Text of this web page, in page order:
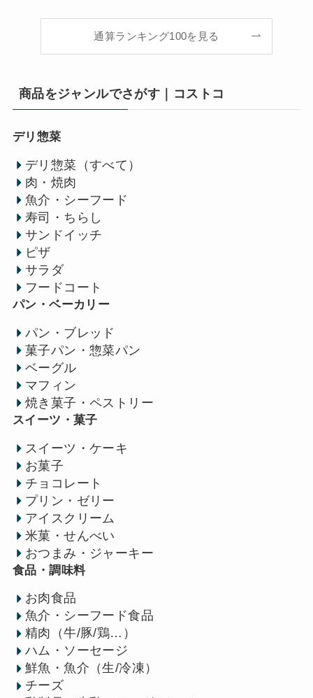
通算ランキング100を見る
商品をジャンルでさがす｜コストコ
デリ惣菜
デリ惣菜（すべて）
肉・焼肉
魚介・シーフード
寿司・ちらし
サンドイッチ
ピザ
サラダ
フードコート
パン・ベーカリー
パン・ブレッド
菓子パン・惣菜パン
ベーグル
マフィン
焼き菓子・ペストリー
スイーツ・菓子
スイーツ・ケーキ
お菓子
チョコレート
プリン・ゼリー
アイスクリーム
米菓・せんべい
おつまみ・ジャーキー
食品・調味料
お肉食品
魚介・シーフード食品
精肉（牛/豚/鶏…）
ハム・ソーセージ
鮮魚・魚介（生/冷凍）
チーズ